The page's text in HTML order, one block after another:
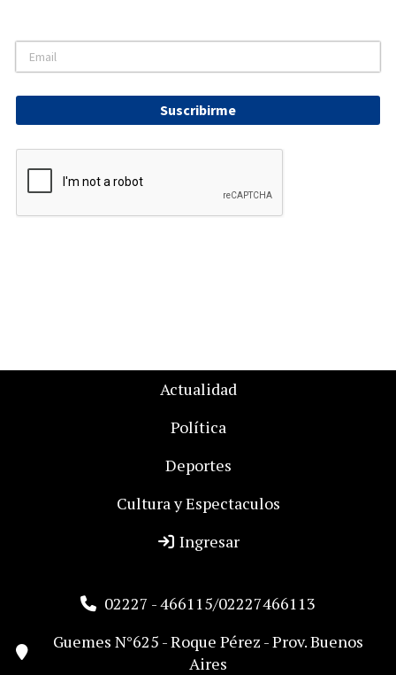
Suscribirme
Actualidad
Política
Deportes
Cultura y Espectaculos
Ingresar
02227 - 466115/02227466113
Guemes N°625 - Roque Pérez - Prov. Buenos
Aires